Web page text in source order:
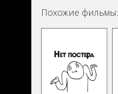
Похожие фильмы: